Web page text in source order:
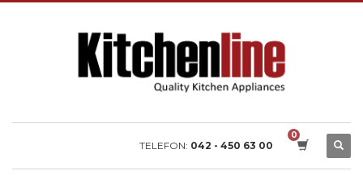
TELEFON: 042 - 450 63 00